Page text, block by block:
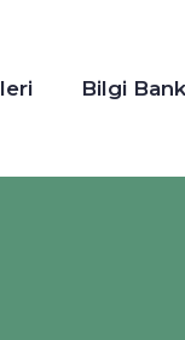
Bilgi